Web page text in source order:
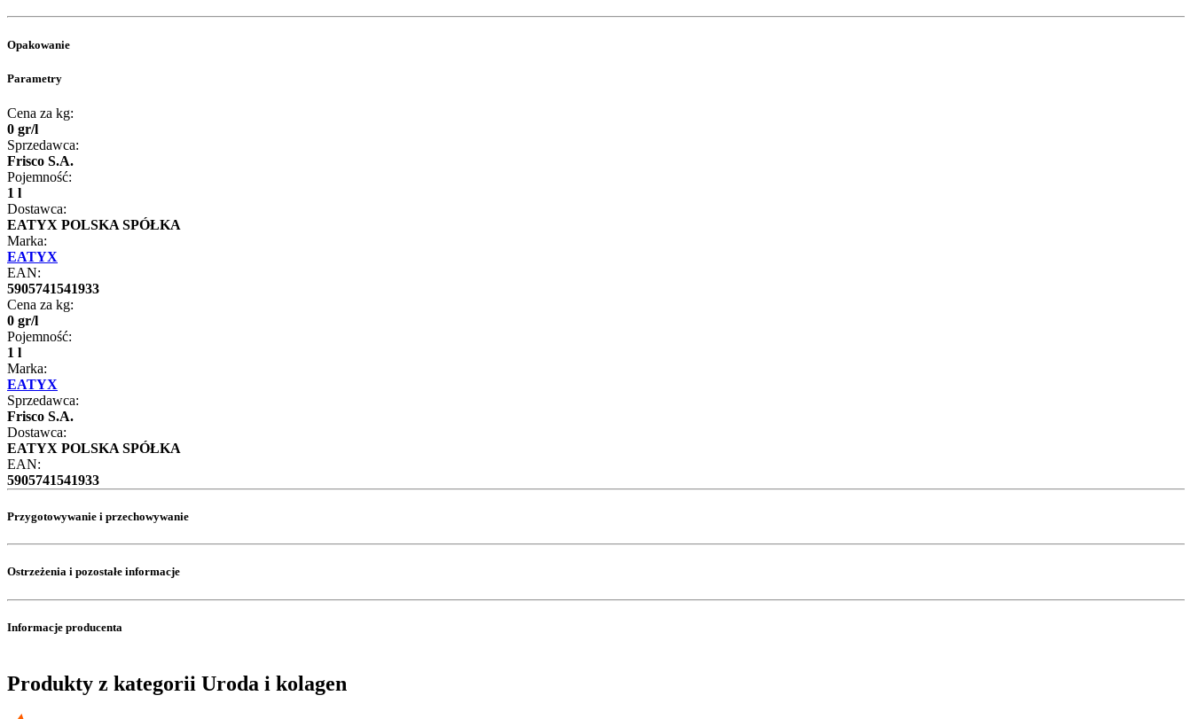
Opakowanie
Parametry
Cena za kg:
0 gr/l
Sprzedawca:
Frisco S.A.
Pojemność:
1 l
Dostawca:
EATYX POLSKA SPÓŁKA
Marka:
EATYX
EAN:
5905741541933
Cena za kg:
0 gr/l
Pojemność:
1 l
Marka:
EATYX
Sprzedawca:
Frisco S.A.
Dostawca:
EATYX POLSKA SPÓŁKA
EAN:
5905741541933
Przygotowywanie i przechowywanie
Ostrzeżenia i pozostałe informacje
Informacje producenta
Produkty z kategorii Uroda i kolagen